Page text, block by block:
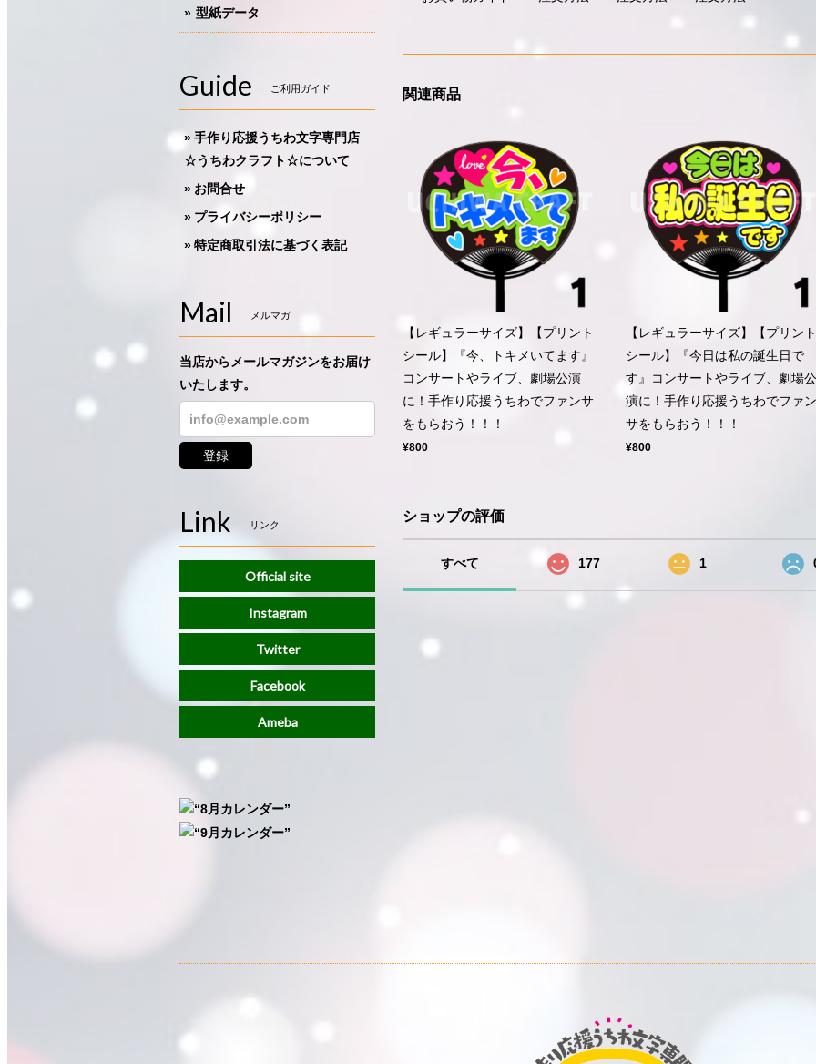
関連商品
【レギュラーサイズ】【プリント
シール】『今、トキメいてます』
コンサートやライブ、劇場公演
に！手作り応援うちわでファンサ
をもらおう！！！
¥800
【レギュラーサイズ】【プリント
シール】『今日は私の誕生日で
す』コンサートやライブ、劇場公
演に！手作り応援うちわでファン
サをもらおう！！！
¥800
ショップの評価
すべて 177 1
型紙データ
Guide ご利用ガイド
手作り応援うちわ文字専門店
☆うちわクラフト☆について
お問合せ
プライバシーポリシー
特定商取引法に基づく表記
Mail メルマガ
当店からメールマガジンをお届け
いたします。
登録
Link リンク
Official site
Instagram
Twitter
Facebook
Ameba